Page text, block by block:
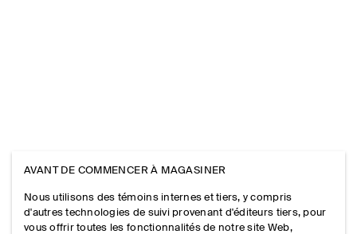
AVANT DE COMMENCER À MAGASINER
Nous utilisons des témoins internes et tiers, y compris
d'autres technologies de suivi provenant d'éditeurs tiers, pour
vous offrir toutes les fonctionnalités de notre site Web,